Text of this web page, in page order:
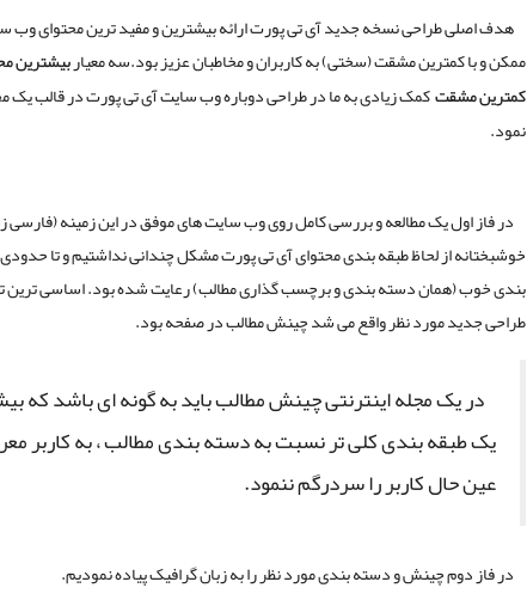
هدف اصلی طراحی نسخه جدید آی تی پورت ارائه بیشترین و مفید ترین محتوای وب
ممکن و با کمترین مشقت (سختی) به کاربران و مخاطبان عزیز بود.سه معیاربیشترین
کمترین مشقتکمک زیادی به ما در طراحی دوباره وب سایت آی تی پورت در قالب یک
نمود.
در فاز اول یک مطالعه و بررسی کامل روی وب سایت های موفق در این زمینه (فارسی
خوشبختانه از لحاظ طبقه بندی محتوای آی تی پورت مشکل چندانی نداشتیم و تا
بندی خوب (همان دسته بندی و برچسب گذاری مطالب) رعایت شده بود. اساسی ترین
طراحی جدید مورد نظر واقع می شد چینش مطالب در صفحه بود.
در یک مجله اینترنتی چینش مطالب باید به گونه ای باشد که
یک طبقه بندی کلی تر نسبت به دسته بندی مطالب ، به کاربر
عین حال کاربر را سردرگم ننمود.
در فاز دوم چینش و دسته بندی مورد نظر را به زبان گرافیک پیاده نمودیم.